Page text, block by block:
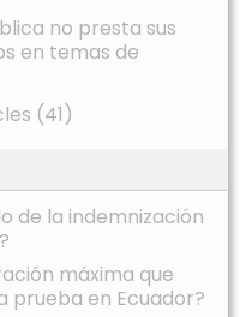
no presta sus
en temas de
(41)
de la indemnización
máxima que
prueba en Ecuador?